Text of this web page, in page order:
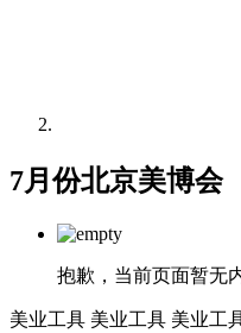
7月份北京美博会
抱歉，当前页面暂无
美业工具 美业工具 美业工